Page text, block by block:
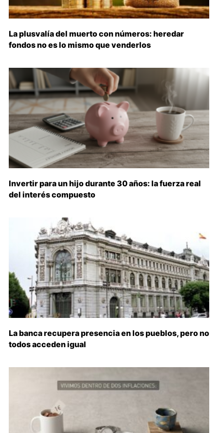
La plusvalía del muerto con números: heredar
fondos no es lo mismo que venderlos
Invertir para un hijo durante 30 años: la fuerza real
del interés compuesto
La banca recupera presencia en los pueblos, pero no
todos acceden igual